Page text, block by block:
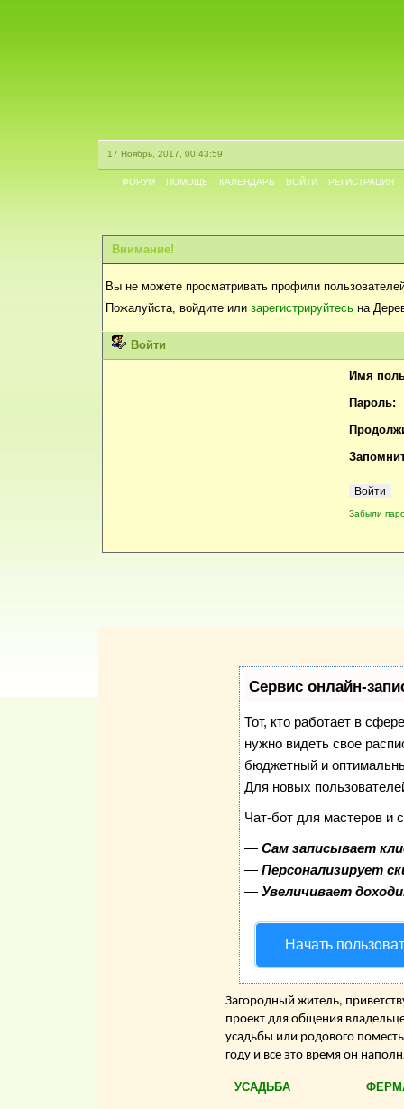
17 Ноябрь, 2017, 00:43:59
ФОРУМ ПОМОЩЬ КАЛЕНДАРЬ ВОЙТИ РЕГИСТРАЦИЯ
Внимание!
Вы не можете просматривать профили
Пожалуйста, войдите или зарегистрируйтесь на
Войти
Имя
Пароль:
Забыли
Сервис онлайн-
Тот, кто работает в
нужно видеть свое
бюджетный и
Для новых
Чат-бот для мастеров и
— Сам записывает
— Персонализирует
— Увеличивает
Начать
Загородный житель,
проект для общения
усадьбы или родового
году и все это время он
УСАДЬБА